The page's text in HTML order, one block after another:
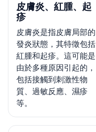
皮膚炎、紅腫、起
疹
皮膚炎是指皮膚局部的
發炎狀態，其特徵包括
紅腫和起疹。這可能是
由於多種原因引起的，
包括接觸到刺激性物
質、過敏反應、濕疹
等。